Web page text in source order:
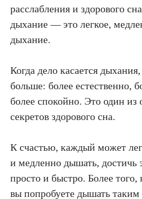
расслабления и здорово­го
дыхание — это легкое,
дыхание.
Когда дело касается
больше: более естественно,
более спокойно. Это один из
секретов здорового сна.
К счастью, каждый может
и медленно дышать, достичь
просто и быстро. Более того,
вы попробуете дышать таким